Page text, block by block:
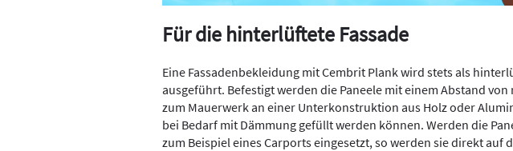
Für die hinterlüftete Fassade
Eine Fassadenbekleidung mit Cembrit Plank wird stets als
ausgeführt. Befestigt werden die Paneele mit einem Abstand von
zum Mauerwerk an einer Unterkonstruktion aus Holz oder
bei Bedarf mit Dämmung gefüllt werden können. Werden die
zum Beispiel eines Carports eingesetzt, so werden sie direkt auf